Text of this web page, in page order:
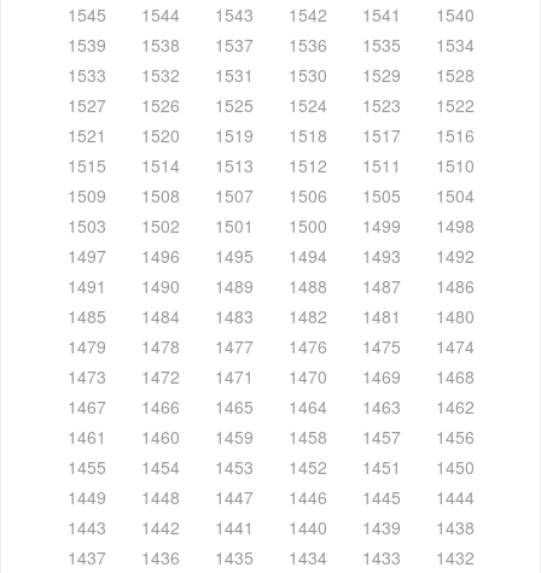
1545
1544 1543 1542 1541
1540
1539
1538 1537 1536 1535
1534
1533
1532 1531 1530 1529
1528
1527
1526 1525 1524 1523
1522
1521
1520 1519 1518 1517
1516
1515
1514 1513 1512 1511
1510
1509
1508 1507 1506 1505
1504
1503
1502 1501 1500 1499
1498
1497
1496 1495 1494 1493
1492
1491
1490 1489 1488 1487
1486
1485
1484 1483 1482 1481
1480
1479
1478 1477 1476 1475
1474
1473
1472 1471 1470 1469
1468
1467
1466 1465 1464 1463
1462
1461
1460 1459 1458 1457
1456
1455
1454 1453 1452 1451
1450
1449
1448 1447 1446 1445
1444
1443
1442 1441 1440 1439
1438
1437
1436 1435 1434 1433
1432